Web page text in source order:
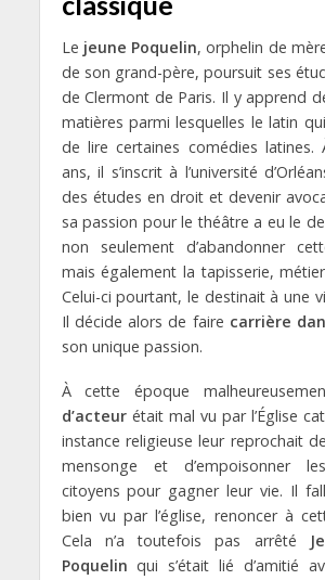
Le jeune Poquelin, orphelin de
de son grand-père, poursuit ses
de Clermont de Paris. Il y apprend
matières parmi lesquelles le latin
de lire certaines comédies latines.
ans, il s’inscrit à l’université
des études en droit et devenir
sa passion pour le théâtre a eu le
non seulement d’abandonner
mais également la tapisserie,
Celui-ci pourtant, le destinait à une
Il décide alors de faire carrière
son unique passion.
À cette époque
d’acteurétait mal vu par l’Église
instance religieuse leur reprochait
mensonge et d’empoisonner
citoyens pour gagner leur vie. Il
bien vu par l’église, renoncer à
Cela n’a toutefois pas arrêté
Poquelin qui s’était lié d’amitié